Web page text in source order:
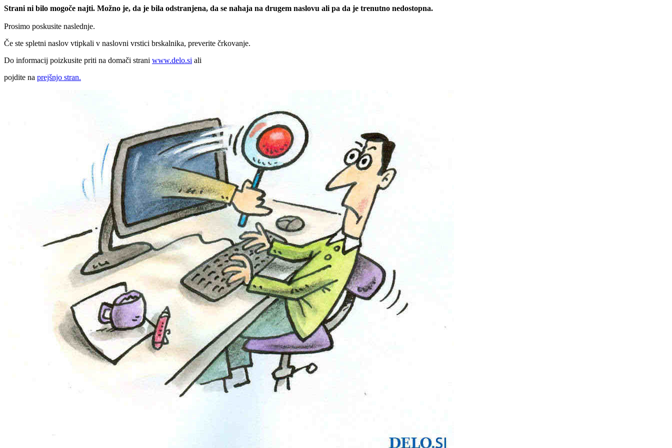
Strani ni bilo mogoče najti. Možno je, da je bila odstranjena, da se nahaja na drugem naslovu ali pa da je trenutno nedostopna.
Prosimo poskusite naslednje.
Če ste spletni naslov vtipkali v naslovni vrstici brskalnika, preverite črkovanje.
Do informacij poizkusite priti na domači strani www.delo.si ali
pojdite na prejšnjo stran.